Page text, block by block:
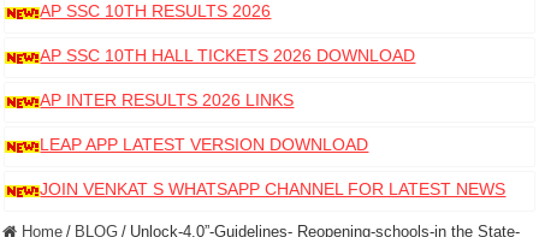
AP SSC 10TH RESULTS 2026
AP SSC 10TH HALL TICKETS 2026 DOWNLOAD
AP INTER RESULTS 2026 LINKS
LEAP APP LATEST VERSION DOWNLOAD
JOIN VENKAT S WHATSAPP CHANNEL FOR LATEST NEWS
Home / BLOG / Unlock-4.0”-Guidelines- Reopening-schools-in the State-